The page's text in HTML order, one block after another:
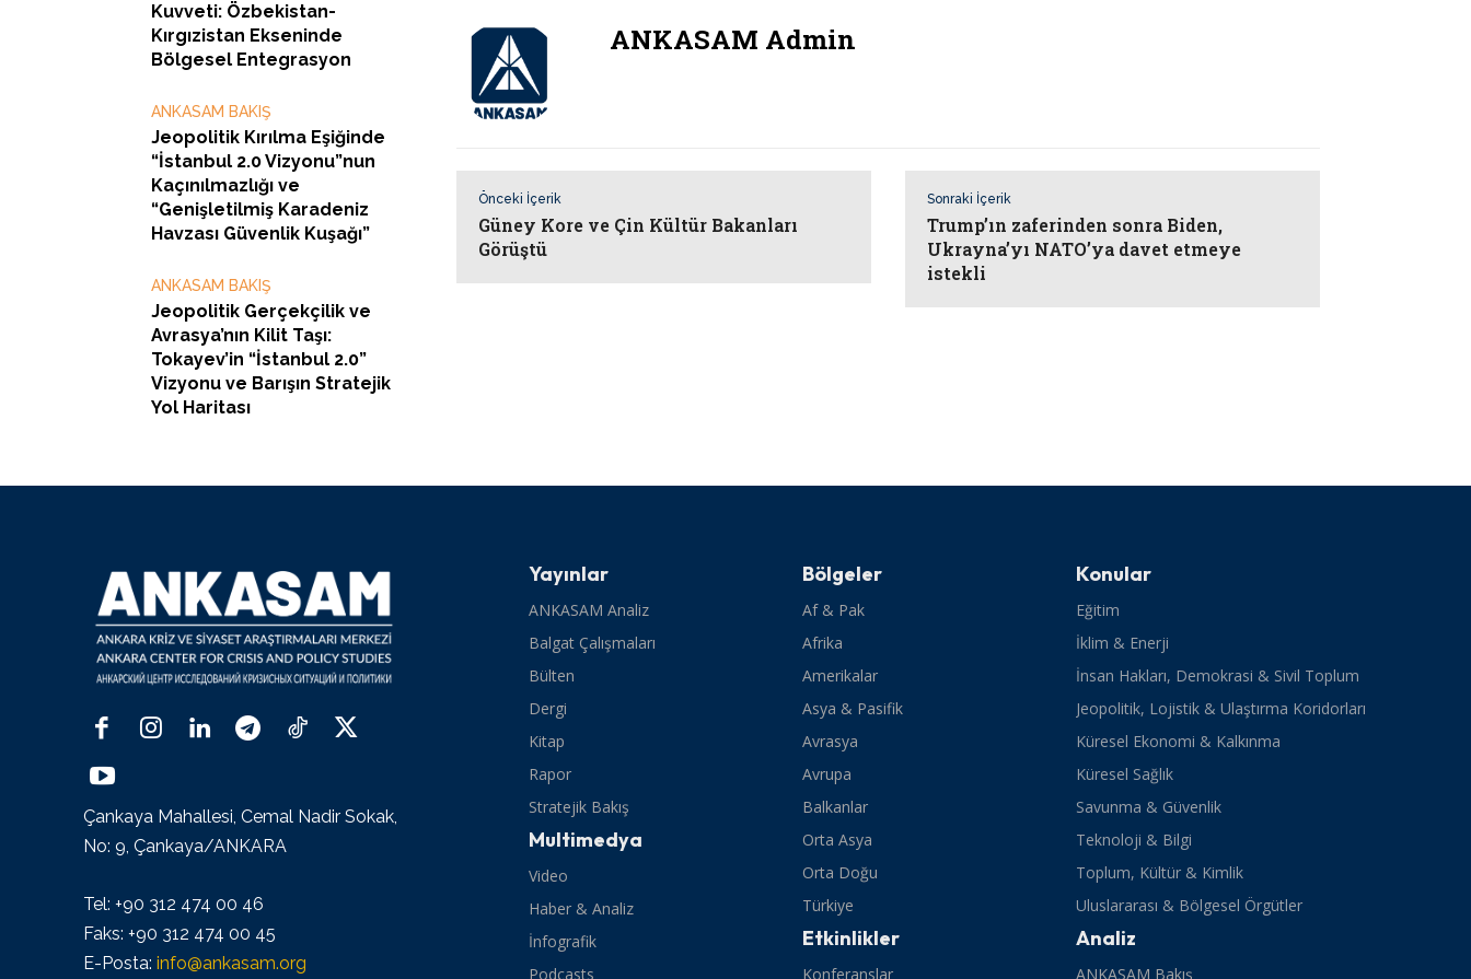
Kuvveti: Özbekistan-
Kırgızistan Ekseninde
Bölgesel Entegrasyon
ANKASAM BAKIŞ
Jeopolitik Kırılma Eşiğinde
“İstanbul 2.0 Vizyonu”nun
Kaçınılmazlığı ve
“Genişletilmiş Karadeniz
Havzası Güvenlik Kuşağı”
ANKASAM BAKIŞ
Jeopolitik Gerçekçilik ve
Avrasya’nın Kilit Taşı:
Tokayev’in “İstanbul 2.0”
Vizyonu ve Barışın Stratejik
Yol Haritası
ANKASAM Admin
Önceki İçerik
Güney Kore ve Çin Kültür Bakanları
Görüştü
Sonraki İçerik
Trump’ın zaferinden sonra Biden,
Ukrayna’yı NATO’ya davet etmeye
istekli
Çankaya Mahallesi, Cemal Nadir Sokak,
No: 9, Çankaya/ANKARA
Tel: +90 312 474 00 46
Faks: +90 312 474 00 45
E-Posta: info@ankasam.org
Yayınlar
ANKASAM Analiz
Balgat Çalışmaları
Bülten
Dergi
Kitap
Rapor
Stratejik Bakış
Multimedya
Video
Haber & Analiz
İnfografik
Podcasts
Bölgeler
Af & Pak
Afrika
Amerikalar
Asya & Pasifik
Avrasya
Avrupa
Balkanlar
Orta Asya
Orta Doğu
Türkiye
Etkinlikler
Konferanslar
Konular
Eğitim
İklim & Enerji
İnsan Hakları, Demokrasi & Sivil Toplum
Jeopolitik, Lojistik & Ulaştırma Koridorları
Küresel Ekonomi & Kalkınma
Küresel Sağlık
Savunma & Güvenlik
Teknoloji & Bilgi
Toplum, Kültür & Kimlik
Uluslararası & Bölgesel Örgütler
Analiz
ANKASAM Bakış